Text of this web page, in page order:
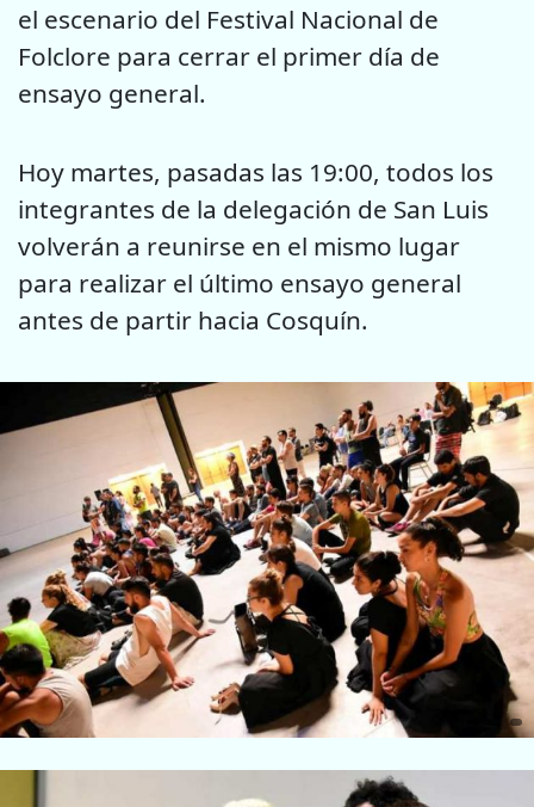
el escenario del Festival Nacional de
Folclore para cerrar el primer día de
ensayo general.
Hoy martes, pasadas las 19:00, todos los
integrantes de la delegación de San Luis
volverán a reunirse en el mismo lugar
para realizar el último ensayo general
antes de partir hacia Cosquín.